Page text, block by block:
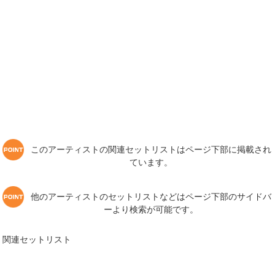
このアーティストの関連セットリストはページ下部に掲載され
ています。
他のアーティストのセットリストなどはページ下部のサイドバ
ーより検索が可能です。
関連セットリスト